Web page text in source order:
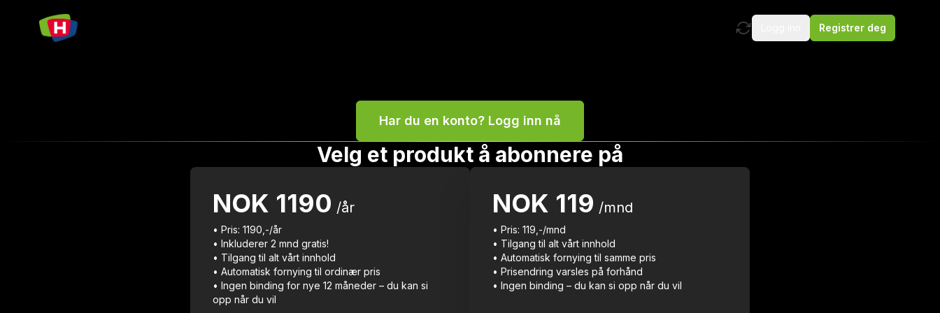
Registrer deg
Har du en konto? Logg inn nå
Velg et produkt å abonnere på
NOK 1190 /år
• Pris: 1190,-/år
• Inkluderer 2 mnd gratis!
• Tilgang til alt vårt innhold
• Automatisk fornying til ordinær pris
• Ingen binding for nye 12 måneder – du kan si
opp når du vil
NOK 119 /mnd
• Pris: 119,-/mnd
• Tilgang til alt vårt innhold
• Automatisk fornying til samme pris
• Prisendring varsles på forhånd
• Ingen binding – du kan si opp når du vil